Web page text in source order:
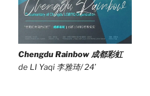
Chengdu Rainbow 成都彩虹
de LI Yaqi 李雅琦/ 24’